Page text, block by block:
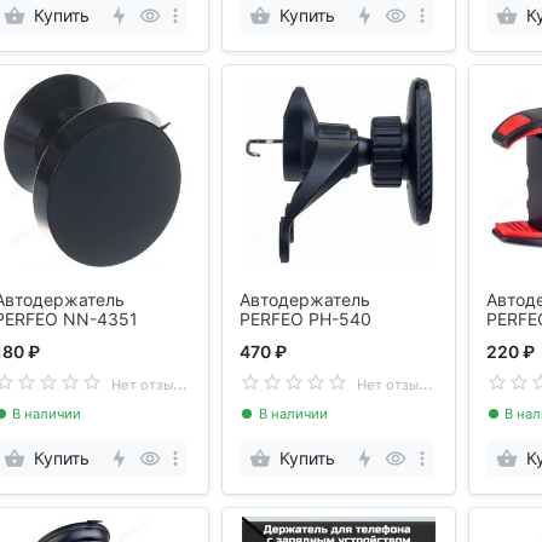
Купить Купить
NN-4351
₽
Н
ет отзывов
В наличии
Купить
Автодержатель
PERFEO PH-540
470 ₽
Н
ет отзывов
В наличии
Купить
220 ₽
В